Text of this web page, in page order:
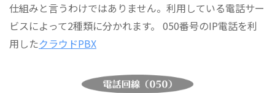
仕組みと言うわけではありません。利用している電話サー
ビスによって2種類に分かれます。 050番号のIP電話を利
用したクラウドPBX